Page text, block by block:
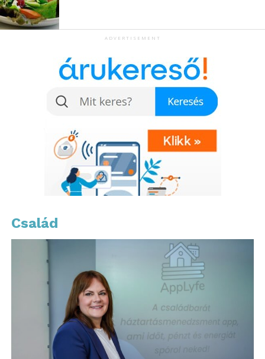
rólatok szól!
További friss híreket talál a www.sziamaci.hu
főoldalán! Kövesse a technológiai híreket és
csatlakozzon hozzánk aFacebookonis!
ADVERTISEMENT
Család